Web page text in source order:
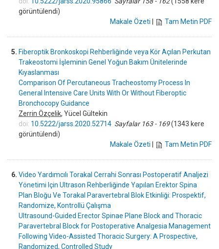
görüntülendi)
Makale Özeti
Tam Metin PDF
5. Fiberoptik Bronkoskopi Rehberliğinde veya Kör Açılan Perkutan
Trakeostomi İşleminin Genel Yoğun Bakım Ünitelerinde
Kıyaslanması
Comparison Of Percutaneous Tracheostomy Process In
General Intensive Care Units With Or Without Fiberoptic
Bronchocopy Guidance
Zerrin Özçelik, Yücel Gültekin
doi: 10.5222/jarss.2020.52714 Sayfalar 163 - 169(1343 kere
görüntülendi)
Makale Özeti
Tam Metin PDF
6. Video Yardımcılı Torakal Cerrahi Sonrası Postoperatif Analjezi
Yönetimi Için Ultrason Rehberliğinde Yapılan Erektor Spina
Plan Bloğu Ve Torakal Paravertebral Blok Etkinliği: Prospektif,
Randomize, Kontrollü Çalışma
Ultrasound-Guided Erector Spinae Plane Block and Thoracic
Paravertebral Block for Postoperative Analgesia Management
Following Video-Assisted Thoracic Surgery: A Prospective,
Randomized, Controlled Study